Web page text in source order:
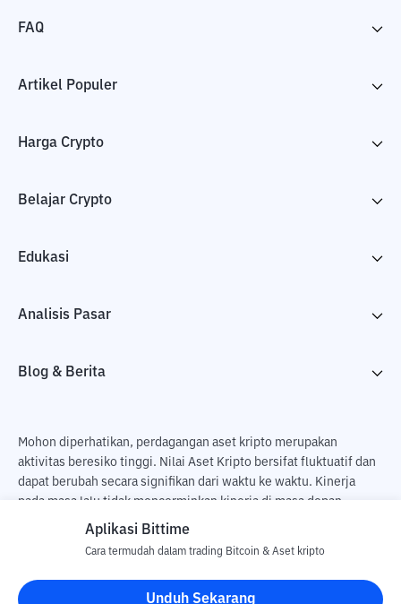
FAQ
Artikel Populer
Harga Crypto
Belajar Crypto
Edukasi
Analisis Pasar
Blog & Berita
Mohon diperhatikan, perdagangan aset kripto merupakan
aktivitas beresiko tinggi. Nilai Aset Kripto bersifat fluktuatif dan
dapat berubah secara signifikan dari waktu ke waktu. Kinerja
pada masa lalu tidak mencerminkan kinerja di masa depan.
Terdapat risiko kehilangan sebagai dampak dari membeli dan
pengguna. PT Utama Aset Digital Indonesia (Bittime) tidak
bertanggung jawab atas perubahan fluktuasi dari nilai tukar Aset
Kripto.
Aplikasi Bittime
Cara termudah dalam trading Bitcoin & Aset kripto
Unduh Sekarang